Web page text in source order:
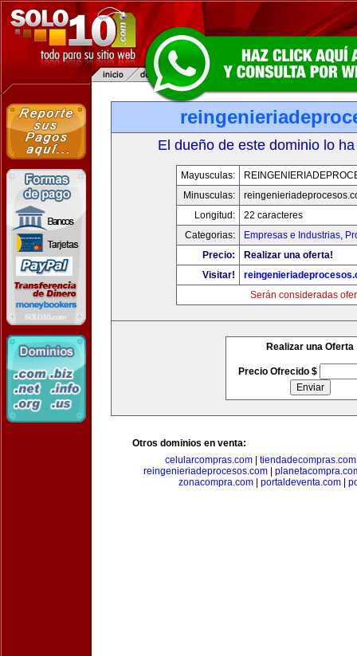
El dueño de este dominio lo
Mayusculas:
Minusculas:
Longitud:
22 caracteres
Categorias:
Empresas e Industrias,
Precio:
Realizar una oferta!
Visitar!
Serán consideradas
Realizar una Oferta
Precio Ofrecido $
Otros dominios en venta:
celularcompras.com| tiendadecompras.com
reingenieriadeprocesos.com|
zonacompra.com| portaldeventa.com|